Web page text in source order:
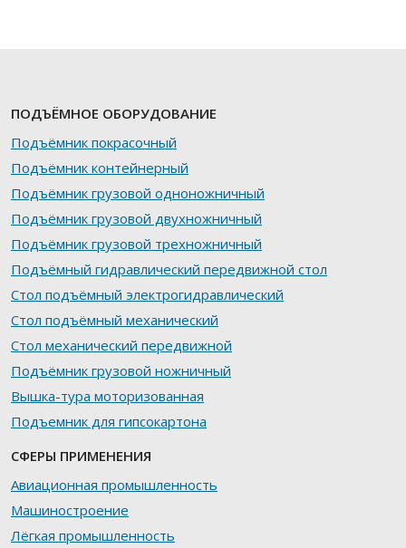
ПОДЪЁМНОЕ ОБОРУДОВАНИЕ
Подъёмник покрасочный
Подъёмник контейнерный
Подъёмник грузовой одноножничный
Подъёмник грузовой двухножничный
Подъёмник грузовой трехножничный
Подъёмный гидравлический передвижной стол
Стол подъёмный электрогидравлический
Стол подъёмный механический
Стол механический передвижной
Подъёмник грузовой ножничный
Вышка-тура моторизованная
Подъемник для гипсокартона
СФЕРЫ ПРИМЕНЕНИЯ
Авиационная промышленность
Машиностроение
Лёгкая промышленность